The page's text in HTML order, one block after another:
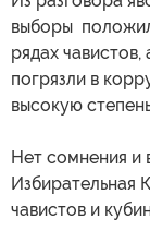
выборы
рядах
погрязли в
высокую
Нет сомнения и
Избирательная
чавистов и